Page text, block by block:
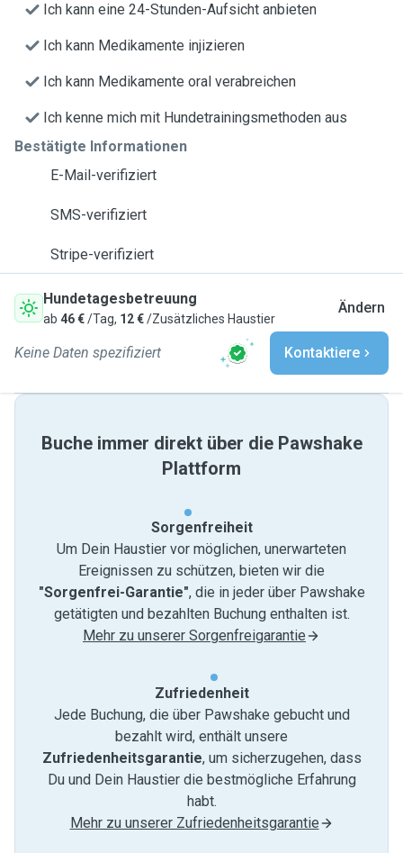
Ich kann eine 24-Stunden-Aufsicht anbieten
Ich kann Medikamente injizieren
Ich kann Medikamente oral verabreichen
Ich kenne mich mit Hundetrainingsmethoden aus
Bestätigte Informationen
E-Mail-verifiziert
SMS-verifiziert
Stripe-verifiziert
Hundetagesbetreuung
ab 46 €/Tag, 12 €/Zusätzliches Haustier
Ändern
Keine Daten spezifiziert Kontaktiere
Buche immer direkt über die Pawshake
Plattform
Sorgenfreiheit
Um Dein Haustier vor möglichen, unerwarteten
Ereignissen zu schützen, bieten wir die
"Sorgenfrei-Garantie", die in jeder über Pawshake
getätigten und bezahlten Buchung enthalten ist.
Mehr zu unserer Sorgenfreigarantie
Zufriedenheit
Jede Buchung, die über Pawshake gebucht und
bezahlt wird, enthält unsere
Zufriedenheitsgarantie, um sicherzugehen, dass
Du und Dein Haustier die bestmögliche Erfahrung
habt.
Mehr zu unserer Zufriedenheitsgarantie